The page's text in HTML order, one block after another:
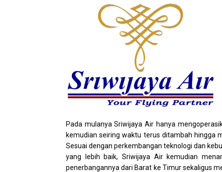
Pada mulanya Sriwijaya Air hanya
kemudian seiring waktu terus ditambah hingga
Sesuai dengan perkembangan teknologi dan
yang lebih baik, Sriwijaya Air kemudian
penerbangannya dari Barat ke Timur sekaligus